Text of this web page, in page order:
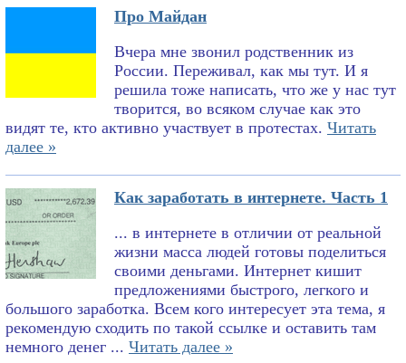
Про Майдан
Вчера мне звонил родственник из
России. Переживал, как мы тут. И я
решила тоже написать, что же у нас тут
творится, во всяком случае как это
видят те, кто активно участвует в протестах. Читать
далее »
Как заработать в интернете. Часть 1
... в интернете в отличии от реальной
жизни масса людей готовы поделиться
своими деньгами. Интернет кишит
предложениями быстрого, легкого и
большого заработка. Всем кого интересует эта тема, я
рекомендую сходить по такой ссылке и оставить там
немного денег ... Читать далее »